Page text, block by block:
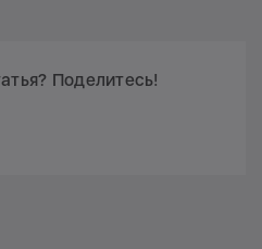
Поделитесь!